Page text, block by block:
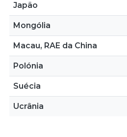
Japão
Mongólia
Macau, RAE da China
Polónia
Suécia
Ucrânia